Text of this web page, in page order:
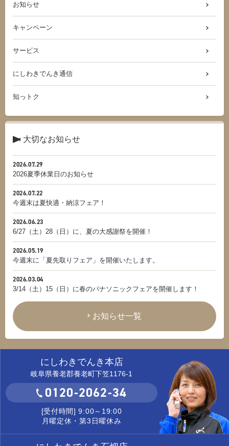
お知らせ
キャンペーン
サービス
にしわきでんき通信
知っトク
大切なお知らせ
2026.07.29
2026夏季休業日のお知らせ
2026.07.22
今週末は夏快適・納涼フェア！
2026.06.23
6/27（土）28（日）に、夏の大感謝祭を開催！
2026.05.19
今週末に「夏先取りフェア」を開催いたします。
2026.03.04
3/14（土）15（日）に春のパナソニックフェアを開催します！
お知らせ一覧
にしわきでんき本店
岐阜県養老郡養老町下笠1176-1
0120-2062-34
[受付時間] 9:00～19:00
月曜定休・第3日曜休み